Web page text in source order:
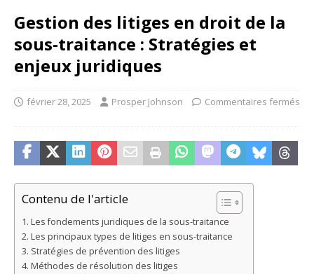
Gestion des litiges en droit de la
sous-traitance : Stratégies et
enjeux juridiques
février 28, 2025 Prosper Johnson Commentaires fermés
Contenu de l'article
Les fondements juridiques de la sous-traitance
Les principaux types de litiges en sous-traitance
Stratégies de prévention des litiges
Méthodes de résolution des litiges